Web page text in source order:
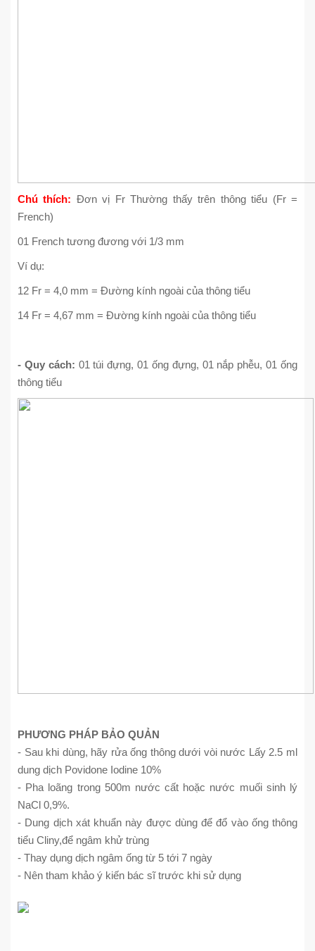
Chú thích: Đơn vị Fr Thường thấy trên thông tiểu (Fr =
French)
01 French tương đương với 1/3 mm
Ví dụ:
12 Fr = 4,0 mm = Đường kính ngoài của thông tiểu
14 Fr = 4,67 mm = Đường kính ngoài của thông tiểu
- Quy cách: 01 túi đựng, 01 ống đựng, 01 nắp phễu, 01 ống
thông tiểu
PHƯƠNG PHÁP BẢO QUẢN
- Sau khi dùng, hãy rửa ống thông dưới vòi nước Lấy 2.5 ml
dung dịch Povidone Iodine 10%
- Pha loãng trong 500m nước cất hoặc nước muối sinh lý
NaCl 0,9%.
- Dung dịch xát khuẩn này được dùng để đổ vào ống thông
tiểu Cliny,để ngâm khử trùng
- Thay dụng dịch ngâm ống từ 5 tới 7 ngày
- Nên tham khảo ý kiến bác sĩ trước khi sử dụng